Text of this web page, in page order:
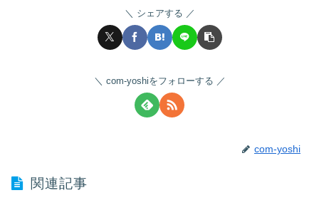
シェアする
com-yoshiをフォローする
com-yoshi
関連記事